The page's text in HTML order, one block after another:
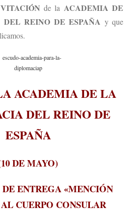
de la ACADEMIA DE
REINO DE ESPAÑA y que
ACADEMIA DE LA
DEL REINO DE
ESPAÑA
DE MAYO)
ENTREGA «MENCIÓN
CUERPO CONSULAR